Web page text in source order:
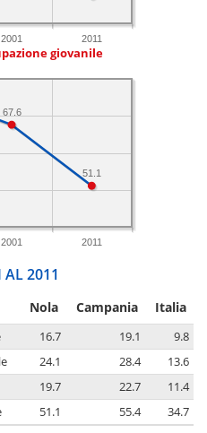
2001 2011
giovanile
2001 2011
51.1
67.6
AL 2011
Nola Campania Italia
16.7 19.1
9.8
24.1 28.4
13.6
19.7 22.7
11.4
51.1 55.4 34.7